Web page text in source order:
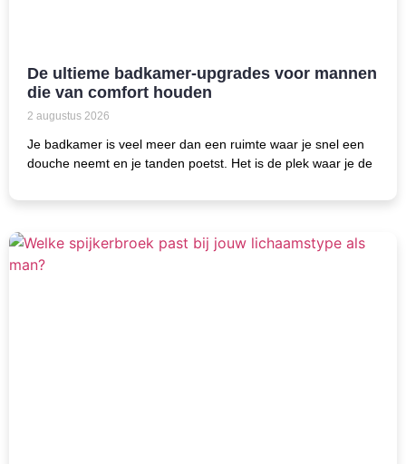
De ultieme badkamer-upgrades voor mannen
die van comfort houden
2 augustus 2026
Je badkamer is veel meer dan een ruimte waar je snel een
douche neemt en je tanden poetst. Het is de plek waar je de